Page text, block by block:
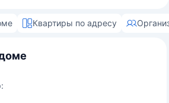
Квартиры по адресу